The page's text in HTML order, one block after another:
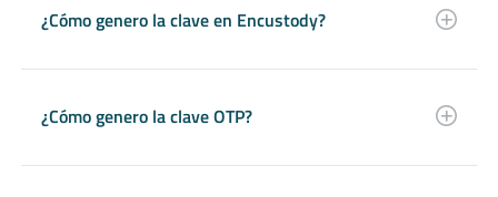
¿Cómo genero la clave en Encustody?
¿Cómo genero la clave OTP?